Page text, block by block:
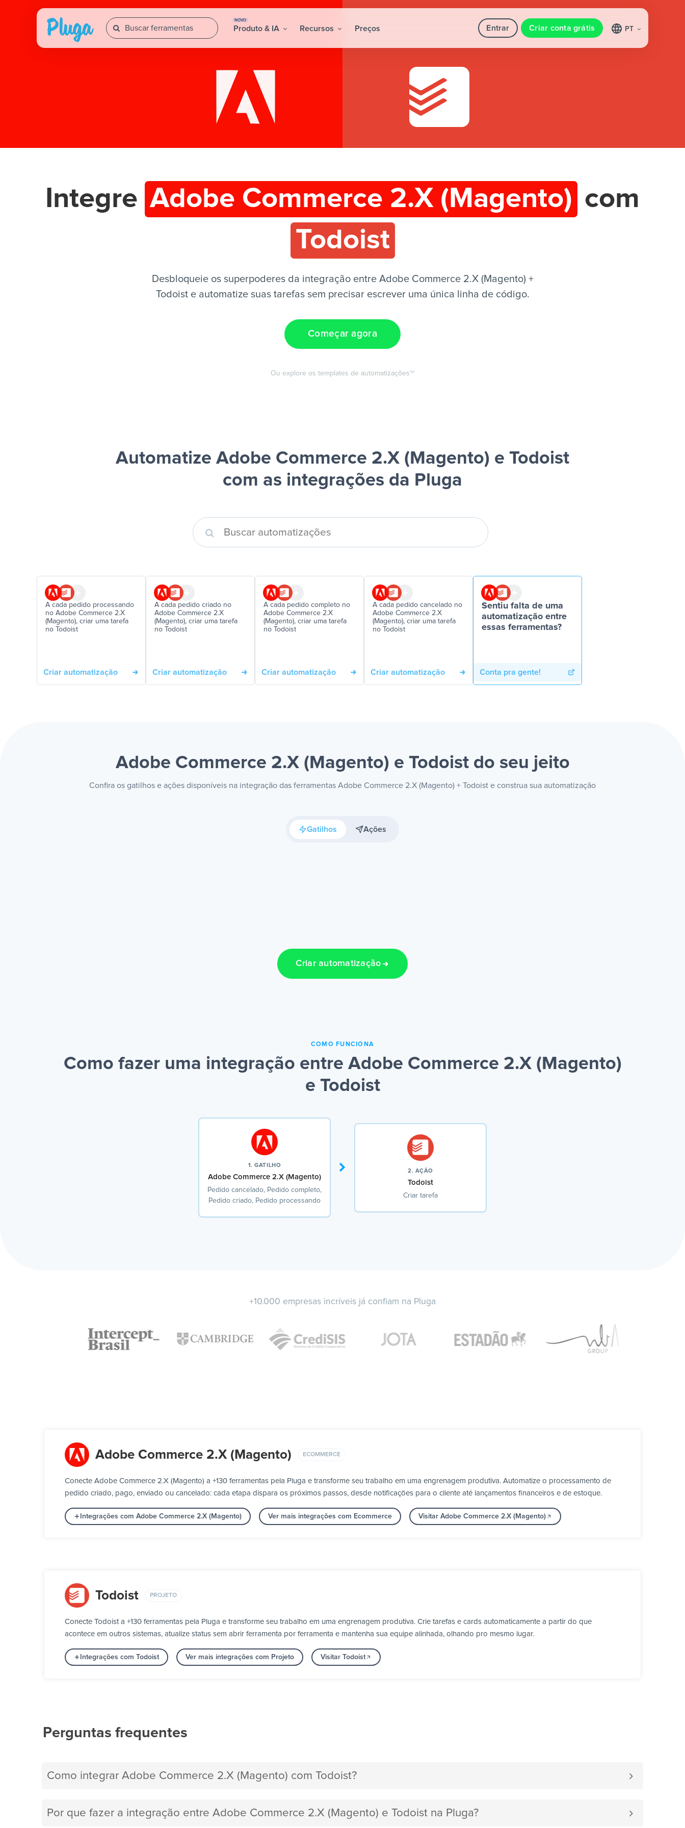
NOVO
Produto & IA Recursos Preços Entrar Criar conta grátis PT
Integre Adobe Commerce 2.X (Magento) com
Todoist
Desbloqueie os superpoderes da integração entre Adobe Commerce 2.X (Magento) +
Todoist e automatize suas tarefas sem precisar escrever uma única linha de código.
Começar agora
Ou explore os templates de automatizações
Automatize Adobe Commerce 2.X (Magento) e Todoist
com as integrações da Pluga
A cada pedido processando
no Adobe Commerce 2.X
(Magento), criar uma tarefa
no Todoist
Criar automatização
A cada pedido criado no
Adobe Commerce 2.X
(Magento), criar uma tarefa
no Todoist
Criar automatização
A cada pedido completo no
Adobe Commerce 2.X
(Magento), criar uma tarefa
no Todoist
Criar automatização
A cada pedido cancelado no
Adobe Commerce 2.X
(Magento), criar uma tarefa
no Todoist
Criar automatização
Sentiu falta de uma
automatização entre
essas ferramentas?
Conta pra gente!
Adobe Commerce 2.X (Magento) e Todoist do seu jeito
Confira os gatilhos e ações disponíveis na integração das ferramentas Adobe Commerce 2.X (Magento) + Todoist e construa sua automatização
Gatilhos Ações
Criar automatização
COMO FUNCIONA
Como fazer uma integração entre Adobe Commerce 2.X (Magento)
e Todoist
1. GATILHO
Adobe Commerce 2.X (Magento)
Pedido cancelado, Pedido completo,
Pedido criado, Pedido processando
2. AÇÃO
Todoist
Criar tarefa
+10.000 empresas incríveis já confiam na Pluga
Adobe Commerce 2.X (Magento) ECOMMERCE
Conecte Adobe Commerce 2.X (Magento) a +130 ferramentas pela Pluga e transforme seu trabalho em uma engrenagem produtiva. Automatize o processamento de
pedido criado, pago, enviado ou cancelado: cada etapa dispara os próximos passos, desde notificações para o cliente até lançamentos financeiros e de estoque.
Integrações com Adobe Commerce 2.X (Magento) Ver mais integrações com Ecommerce Visitar Adobe Commerce 2.X (Magento)
Todoist PROJETO
Conecte Todoist a +130 ferramentas pela Pluga e transforme seu trabalho em uma engrenagem produtiva. Crie tarefas e cards automaticamente a partir do que
acontece em outros sistemas, atualize status sem abrir ferramenta por ferramenta e mantenha sua equipe alinhada, olhando pro mesmo lugar.
Integrações com Todoist Ver mais integrações com Projeto Visitar Todoist
Perguntas frequentes
Como integrar Adobe Commerce 2.X (Magento) com Todoist?
Por que fazer a integração entre Adobe Commerce 2.X (Magento) e Todoist na Pluga?